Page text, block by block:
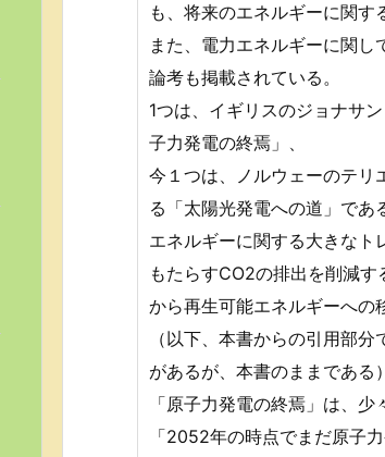
も、将来のエネルギーに関す
また、電力エネルギーに関し
論考も掲載されている。
1つは、イギリスのジョナサ
子力発電の終焉」、
今１つは、ノルウェーのテリ
る「太陽光発電への道」であ
エネルギーに関する大きなト
もたらすCO2の排出を削減
から再生可能エネルギーへの
（以下、本書からの引用部
があるが、本書のままである）
「原子力発電の終焉」は、少
「2052年の時点でまだ原子